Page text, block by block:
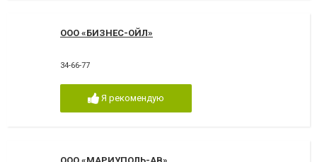
ООО «БИЗНЕС-ОЙЛ»
34-66-77
Я рекомендую